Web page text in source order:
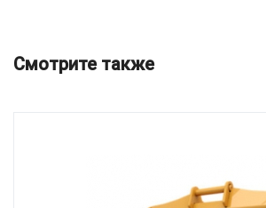
Смотрите также